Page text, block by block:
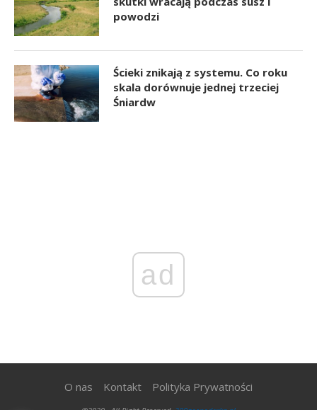
powodzi
Ścieki znikają z systemu. Co roku
skala dorównuje jednej trzeciej
Śniardw
ad
O nas Kontakt Polityka Prywatności